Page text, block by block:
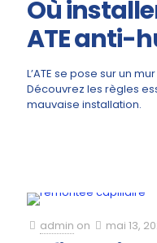
Où
ATE anti-
L’ATE se pose sur un
Découvrez les règles
mauvaise installation.
admin on mai 13,